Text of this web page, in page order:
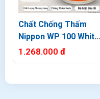
Chất Chống Thấm
Nippon WP 100 White
20kg
1.268.000 đ